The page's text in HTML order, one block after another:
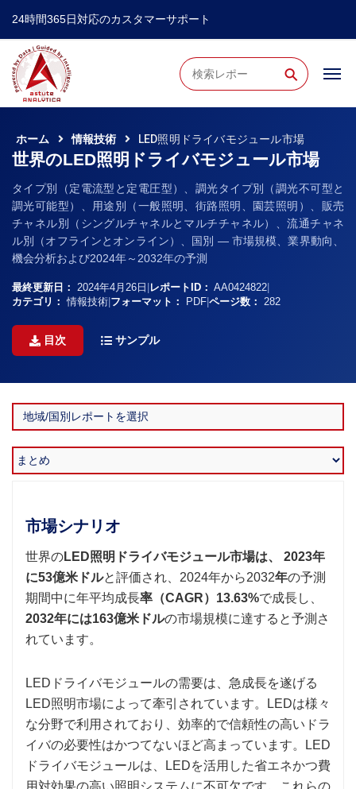
24時間365日対応のカスタマーサポート
⚲
ホーム 情報技術 LED照明ドライバモジュール市場
世界のLED照明ドライバモジュール市場
タイプ別（定電流型と定電圧型）、調光タイプ別（調光不可型と
調光可能型）、用途別（一般照明、街路照明、園芸照明）、販売
チャネル別（シングルチャネルとマルチチャネル）、流通チャネ
ル別（オフラインとオンライン）、国別 ― 市場規模、業界動向、
機会分析および2024年～2032年の予測
最終更新日： 2024年4月26日 レポートID： AA0424822
カテゴリ： 情報技術 フォーマット： PDF ページ数： 282
目次 サンプル
市場シナリオ
世界のLED照明ドライバモジュール市場は、
2023年
に53億米ドルと評価され、2024年から2032年の予測
期間中に年平均成長率（CAGR）13.63%で成長し、
2032年には163億米ドルの市場規模に達すると予測さ
れています。
LEDドライバモジュールの需要は、急成長を遂げる
LED照明市場によって牽引されています。LEDは様々
な分野で利用されており、効率的で信頼性の高いドラ
イバの必要性はかつてないほど高まっています。LED
ドライバモジュールは、LEDを活用した省エネかつ費
用対効果の高い照明システムに不可欠です。これらの